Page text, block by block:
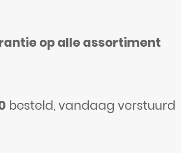
op alle assortiment
besteld, vandaag verstuurd